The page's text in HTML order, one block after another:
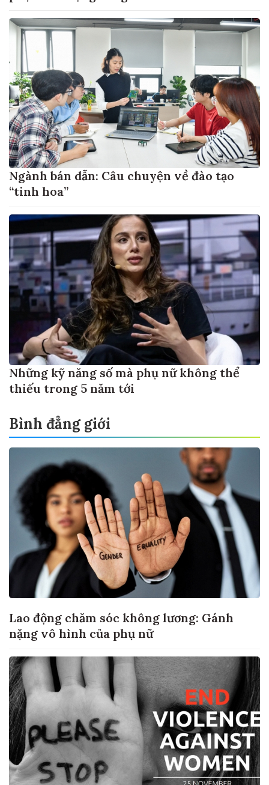
Ngành bán dẫn: Câu chuyện về đào tạo
“tinh hoa”
Những kỹ năng số mà phụ nữ không thể
thiếu trong 5 năm tới
Bình đẳng giới
Lao động chăm sóc không lương: Gánh
nặng vô hình của phụ nữ